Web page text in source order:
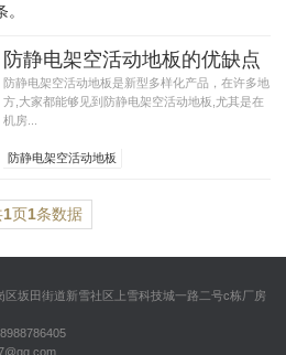
防静电架空活动地板的优缺点
防静电架空活动地板是新型多样化产品，在许多地
方,大家都能够见到防静电架空活动地板,尤其是在
机房...
防静电架空活动地板
防静电架空活动地板有哪些方面类型
1页1条数据
区坂田街道新雪社区上雪科技城一路二号c栋厂房